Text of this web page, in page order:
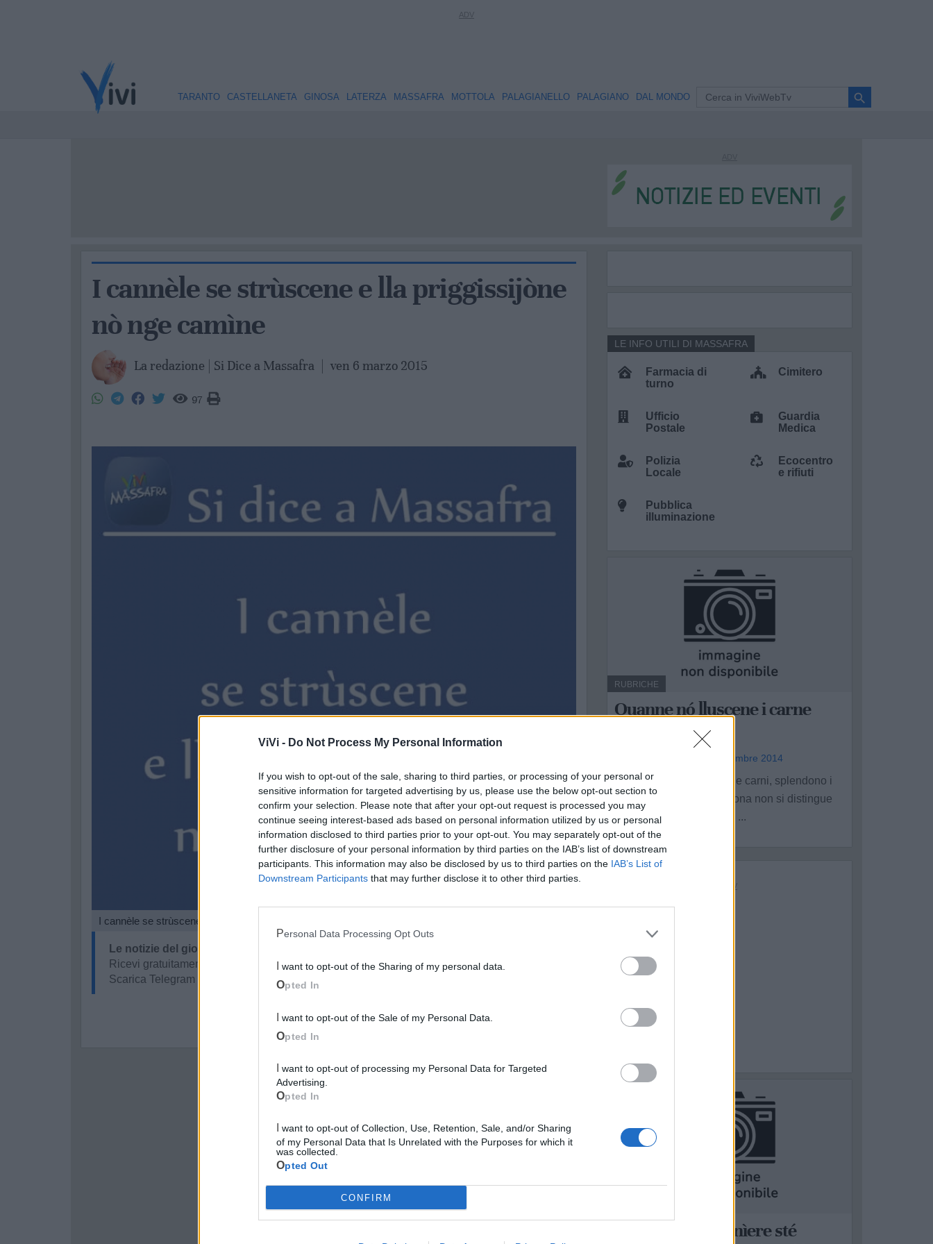
ViVi - Do Not Process My Personal Information
If you wish to opt-out of the sale, sharing to third parties, or processing of your personal or
sensitive information for targeted advertising by us, please use the below opt-out section to
confirm your selection. Please note that after your opt-out request is processed you may
continue seeing interest-based ads based on personal information utilized by us or personal
information disclosed to third parties prior to your opt-out. You may separately opt-out of the
further disclosure of your personal information by third parties on the IAB’s list of downstream
participants. This information may also be disclosed by us to third parties on the IAB’s List of
Downstream Participants that may further disclose it to other third parties.
Personal Data Processing Opt Outs
I want to opt-out of the Sharing of my personal data.
Opted In
I want to opt-out of the Sale of my Personal Data.
Opted In
Advertising.
Opted In
of my Personal Data that Is Unrelated with the Purposes for which it
was collected.
Opted Out
CONFIRM
TARANTO CASTELLANETA GINOSA LATERZA MASSAFRA MOTTOLA PALAGIANELLO PALAGIANO DAL MONDO search
I cannèle se strùscene e lla priggissijòne
nò nge camìne
La redazione | Si Dice a Massafra ven 6 marzo 2015
97
I cannèle se strùscene e lla priggissijòne nò nge camìnen.c.
Le notizie del giorno sul tuo smartphone
Ricevi gratuitamente ogni giorno le notizie della tua città direttamente sul tuo smartphone.
Scarica Telegram e
Farmacia di
turno
Cimitero
Ufficio
Postale
Guardia
Medica
Polizia
Locale
Ecocentro
e rifiuti
Pubblica
illuminazione
LE INFO UTILI DI MASSAFRA
RUBRICHE
Quanne nó lluscene i carne
luscene i panne
La redazione - ven 12 settembre 2014
Quando non splendono le carni, splendono i
panni. Quando una persona non si distingue
per le sue doti personali, ...
Quanne u candenìere sté